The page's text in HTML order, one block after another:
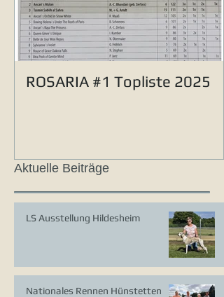
ROSARIA #1 Topliste 2025
Aktuelle Beiträge
LS Ausstellung Hildesheim
Nationales Rennen Hünstetten